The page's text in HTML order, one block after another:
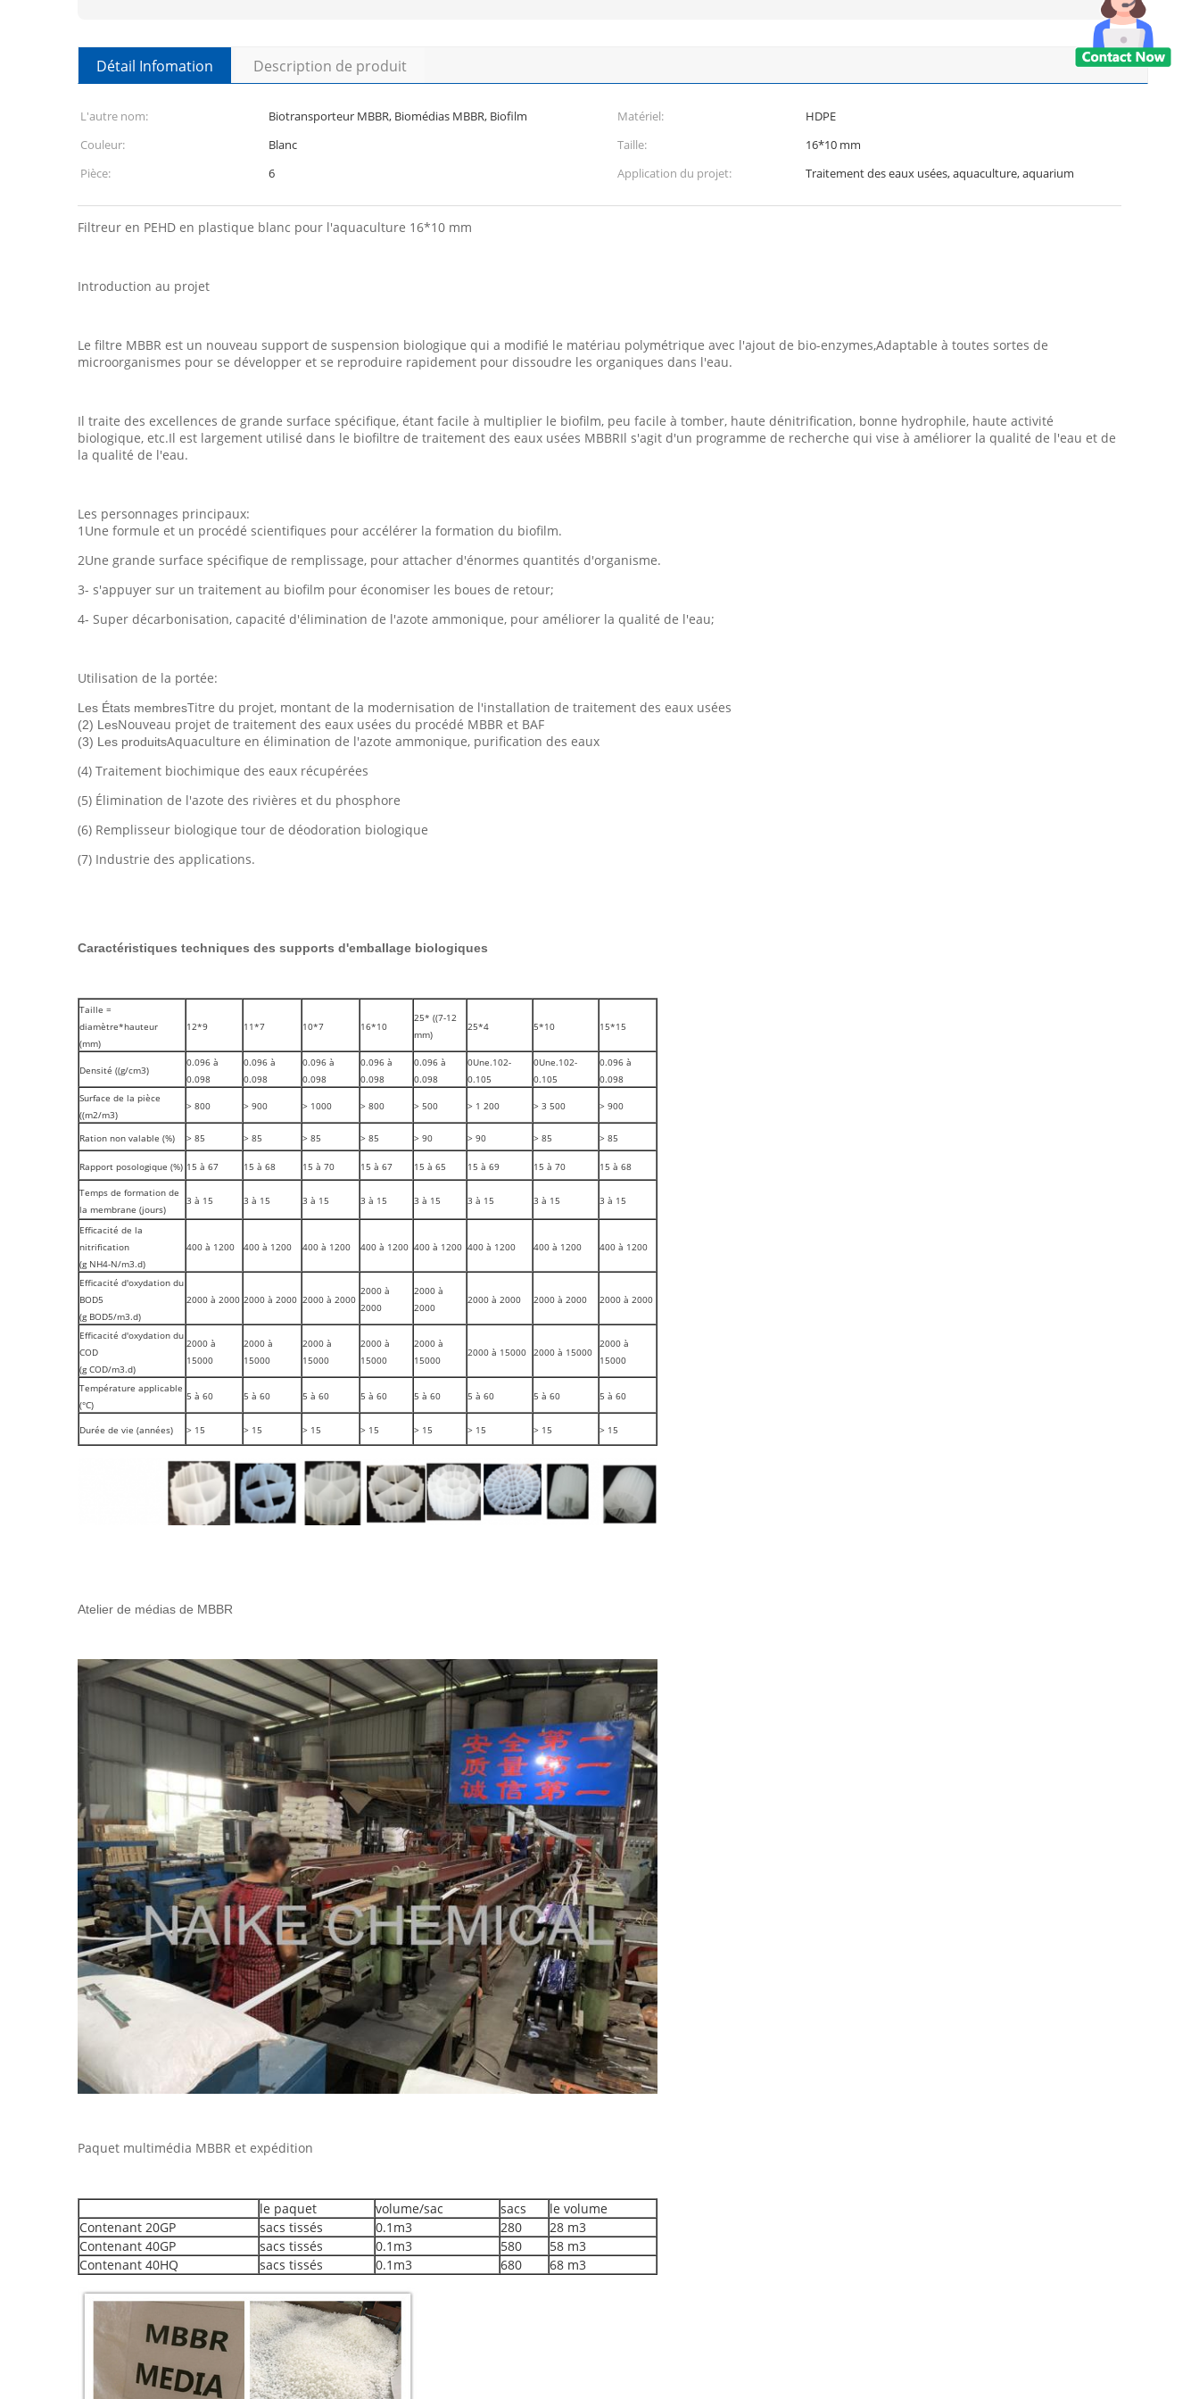
Détail Infomation Description de produit
L'autre nom: Biotransporteur MBBR, Biomédias MBBR, Biofilm Matériel:
HDPE
Couleur:
Blanc Taille:
16*10 mm
Pièce:
6 Application du projet: Traitement des eaux usées, aquaculture, aquarium
Filtreur en PEHD en plastique blanc pour l'aquaculture 16*10 mm
Introduction au projet
Le filtre MBBR est un nouveau support de suspension biologique qui a modifié le matériau polymétrique avec l'ajout de bio-enzymes,Adaptable à toutes sortes de
microorganismes pour se développer et se reproduire rapidement pour dissoudre les organiques dans l'eau.
Il traite des excellences de grande surface spécifique, étant facile à multiplier le biofilm, peu facile à tomber, haute dénitrification, bonne hydrophile, haute activité
biologique, etc.Il est largement utilisé dans le biofiltre de traitement des eaux usées MBBRIl s'agit d'un programme de recherche qui vise à améliorer la qualité de l'eau et de
la qualité de l'eau.
Les personnages principaux:
1Une formule et un procédé scientifiques pour accélérer la formation du biofilm.
2Une grande surface spécifique de remplissage, pour attacher d'énormes quantités d'organisme.
3- s'appuyer sur un traitement au biofilm pour économiser les boues de retour;
4- Super décarbonisation, capacité d'élimination de l'azote ammonique, pour améliorer la qualité de l'eau;
Utilisation de la portée:
Les États membresTitre du projet, montant de la modernisation de l'installation de traitement des eaux usées
(2) LesNouveau projet de traitement des eaux usées du procédé MBBR et BAF
(3) Les produitsAquaculture en élimination de l'azote ammonique, purification des eaux
(4) Traitement biochimique des eaux récupérées
(5) Élimination de l'azote des rivières et du phosphore
(6) Remplisseur biologique tour de déodoration biologique
(7) Industrie des applications.
Caractéristiques techniques des supports d'emballage biologiques
Taille =
diamètre*hauteur
(mm)
12*9 11*7 10*7 16*10
25* ((7-12
mm)
25*4 5*10 15*15
Densité ((g/cm3)
0.096 à
0.098
0.096 à
0.098
0.096 à
0.098
0.096 à
0.098
0.096 à
0.098
0Une.102-
0.105
0Une.102-
0.105
0.096 à
0.098
Surface de la pièce
((m2/m3)
> 800 > 900 > 1000 > 800 > 500 > 1 200 > 3 500 > 900
Ration non valable (%) > 85 > 85 > 85 > 85 > 90 > 90 > 85 > 85
Rapport posologique (%) 15 à 67 15 à 68 15 à 70 15 à 67 15 à 65 15 à 69 15 à 70 15 à 68
Temps de formation de
la membrane (jours)
3 à 15 3 à 15 3 à 15 3 à 15 3 à 15 3 à 15 3 à 15 3 à 15
Efficacité de la
nitrification
(g NH4-N/m3.d)
400 à 1200 400 à 1200 400 à 1200 400 à 1200 400 à 1200 400 à 1200 400 à 1200 400 à 1200
Efficacité d'oxydation du
BOD5
(g BOD5/m3.d)
2000 à 2000 2000 à 2000 2000 à 2000
2000 à
2000
2000 à
2000
2000 à 2000 2000 à 2000 2000 à 2000
Efficacité d'oxydation du
COD
(g COD/m3.d)
2000 à
15000
2000 à
15000
2000 à
15000
2000 à
15000
2000 à
15000
2000 à 15000 2000 à 15000
2000 à
15000
Température applicable
(°C)
5 à 60 5 à 60 5 à 60 5 à 60 5 à 60 5 à 60 5 à 60 5 à 60
Durée de vie (années) > 15 > 15 > 15 > 15 > 15 > 15 > 15 > 15
Atelier de médias de MBBR
Paquet multimédia MBBR et expédition
le paquet volume/sac sacs
le volume
Contenant 20GP
sacs tissés 0.1m3 280
28 m3
Contenant 40GP
sacs tissés 0.1m3 580
58 m3
Contenant 40HQ
sacs tissés 0.1m3 680 68 m3